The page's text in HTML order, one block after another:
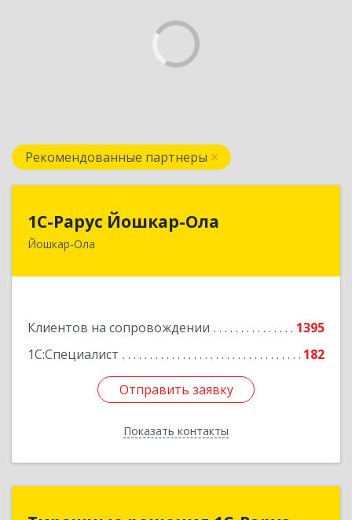
Рекомендованные партнеры
1С-Рарус Йошкар-Ола
Йошкар-Ола
Клиентов на сопровождении
1395
1С:Специалист
182
Отправить заявку
Показать контакты
424004, Марий Эл Респ, Йошкар-Ола г, Волкова
Отправить заявку
Назад